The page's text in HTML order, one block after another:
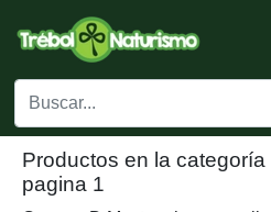
Productos en la
pagina 1